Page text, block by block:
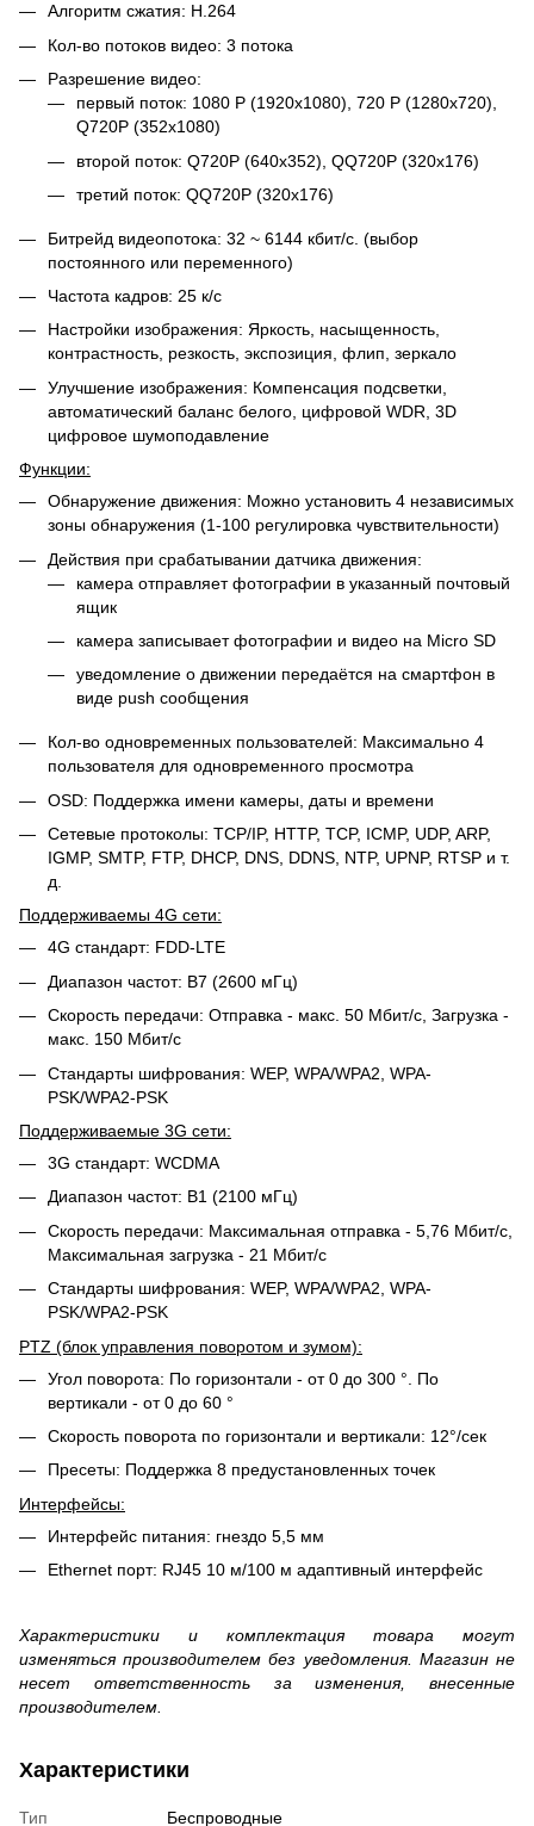
Алгоритм сжатия: H.264
Кол-во потоков видео: 3 потока
Разрешение видео:
первый поток: 1080 P (1920x1080), 720 P (1280x720),
Q720P (352x1080)
второй поток: Q720P (640x352), QQ720P (320x176)
третий поток: QQ720P (320x176)
Битрейд видеопотока: 32 ~ 6144 кбит/с. (выбор
постоянного или переменного)
Частота кадров: 25 к/с
Настройки изображения: Яркость, насыщенность,
контрастность, резкость, экспозиция, флип, зеркало
Улучшение изображения: Компенсация подсветки,
автоматический баланс белого, цифровой WDR, 3D
цифровое шумоподавление
Функции:
Обнаружение движения: Можно установить 4 независимых
зоны обнаружения (1-100 регулировка чувствительности)
Действия при срабатывании датчика движения:
камера отправляет фотографии в указанный почтовый
ящик
камера записывает фотографии и видео на Micro SD
уведомление о движении передаётся на смартфон в
виде push сообщения
Кол-во одновременных пользователей: Максимально 4
пользователя для одновременного просмотра
OSD: Поддержка имени камеры, даты и времени
Сетевые протоколы: TCP/IP, HTTP, TCP, ICMP, UDP, ARP,
IGMP, SMTP, FTP, DHCP, DNS, DDNS, NTP, UPNP, RTSP и т.
д.
Поддерживаемы 4G сети:
4G стандарт: FDD-LTE
Диапазон частот: B7 (2600 мГц)
Скорость передачи: Отправка - макс. 50 Мбит/с, Загрузка -
макс. 150 Мбит/с
Стандарты шифрования: WEP, WPA/WPA2, WPA-
PSK/WPA2-PSK
Поддерживаемые 3G сети:
3G стандарт: WCDMA
Диапазон частот: B1 (2100 мГц)
Скорость передачи: Максимальная отправка - 5,76 Мбит/с,
Максимальная загрузка - 21 Мбит/с
Стандарты шифрования: WEP, WPA/WPA2, WPA-
PSK/WPA2-PSK
PTZ (блок управления поворотом и зумом):
Угол поворота: По горизонтали - от 0 до 300 °. По
вертикали - от 0 до 60 °
Скорость поворота по горизонтали и вертикали: 12°/сек
Пресеты: Поддержка 8 предустановленных точек
Интерфейсы:
Интерфейс питания: гнездо 5,5 мм
Ethernet порт: RJ45 10 м/100 м адаптивный интерфейс
Характеристики и комплектация товара могут
изменяться производителем без уведомления. Магазин не
несет ответственность за изменения, внесенные
производителем.
Характеристики
Тип Беспроводные